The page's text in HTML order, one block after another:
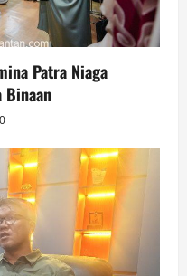
Patra Niaga
Binaan
0